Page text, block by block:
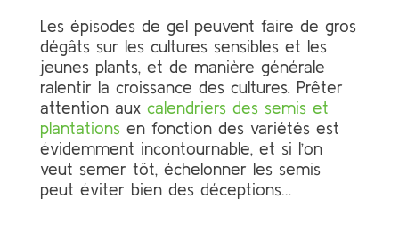
Les épisodes de gel peuvent faire de gros
dégâts sur les cultures sensibles et les
jeunes plants, et de manière générale
ralentir la croissance des cultures. Prêter
attention aux calendriers des semis et
plantationsen fonction des variétés est
évidemment incontournable, et si l’on
veut semer tôt, échelonner les semis
peut éviter bien des déceptions…